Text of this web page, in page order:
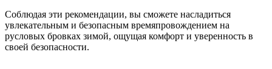
Соблюдая эти рекомендации, вы сможете насладиться
увлекательным и безопасным времяпровождением на
русловых бровках зимой, ощущая комфорт и уверенность в
своей безопасности.